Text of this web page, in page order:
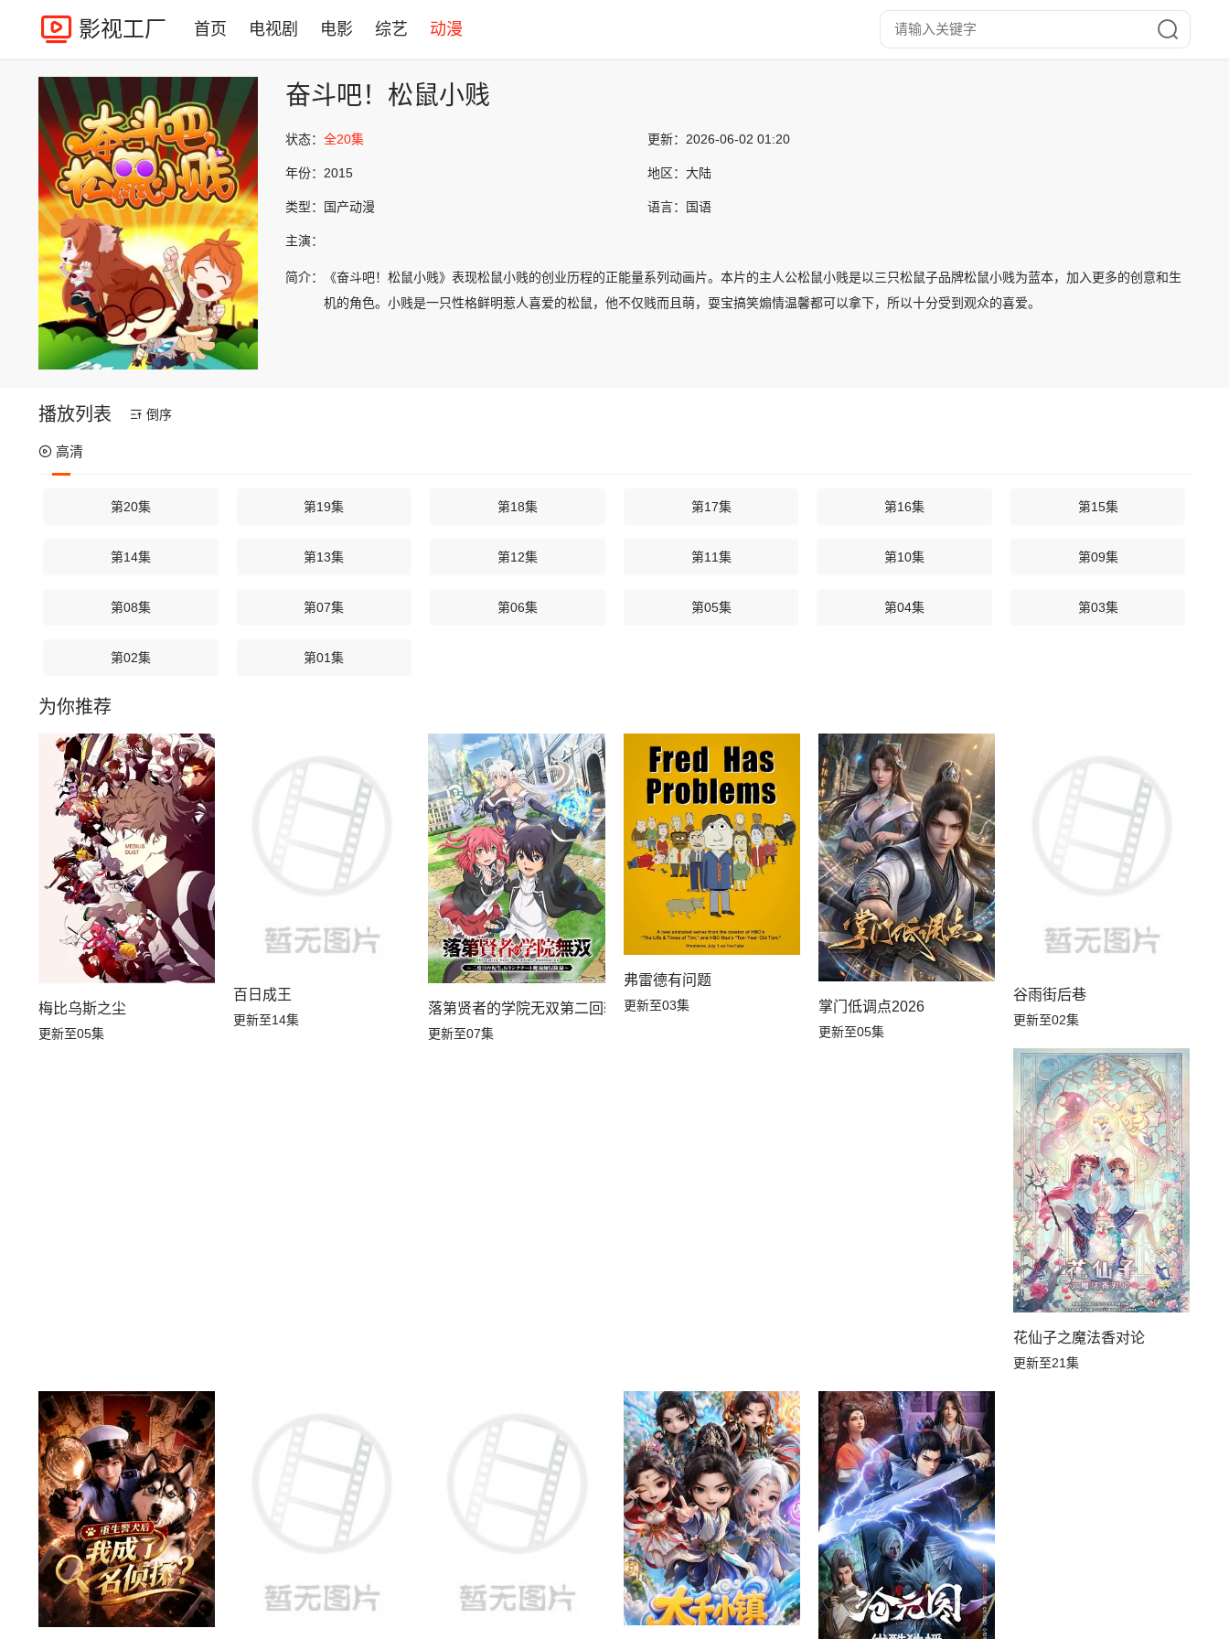
影视工厂 首页 电视剧 电影 综艺 动漫
奋斗吧！松鼠小贱
状态： 全20集 更新： 2026-06-02 01:20
年份： 2015 地区： 大陆
类型： 国产动漫 语言： 国语
主演：
简介：
《奋斗吧！松鼠小贱》表现松鼠小贱的创业历程的正能量系列动画片。本片的主人公松鼠小贱是以三只松鼠子品牌松鼠小贱为蓝本，加入更多的创意和生
机的角色。小贱是一只性格鲜明惹人喜爱的松鼠，他不仅贱而且萌，耍宝搞笑煽情温馨都可以拿下，所以十分受到观众的喜爱。
播放列表 倒序
高清
第20集 第19集 第18集 第17集 第16集 第15集
第14集 第13集 第12集 第11集 第10集 第09集
第08集 第07集 第06集 第05集 第04集 第03集
第02集 第01集
为你推荐
梅比乌斯之尘
更新至05集
百日成王
更新至14集
落第贤者的学院无双第二回转生，S等级作弊魔术师冒险记
更新至07集
弗雷德有问题
更新至03集 掌门低调点2026
更新至05集
谷雨街后巷
更新至02集
花仙子之魔法香对论
更新至21集